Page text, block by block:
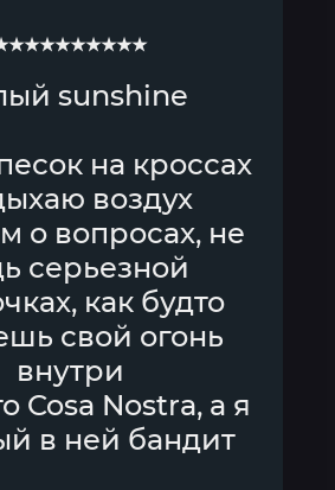
sunshine
на кроссах
воздух
о вопросах, не
серьезной
как будто
свой огонь
внутри
Cosa Nostra, а я
в ней бандит